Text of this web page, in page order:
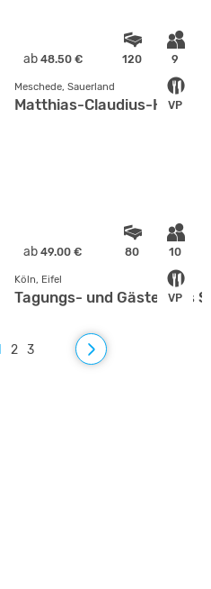
ab 48.50 € 120 9
VP
Meschede, Sauerland
Matthias-Claudius-Haus
ab 49.00 € 80 10
VP
Köln, Eifel
Tagungs- und Gästehaus
2 3